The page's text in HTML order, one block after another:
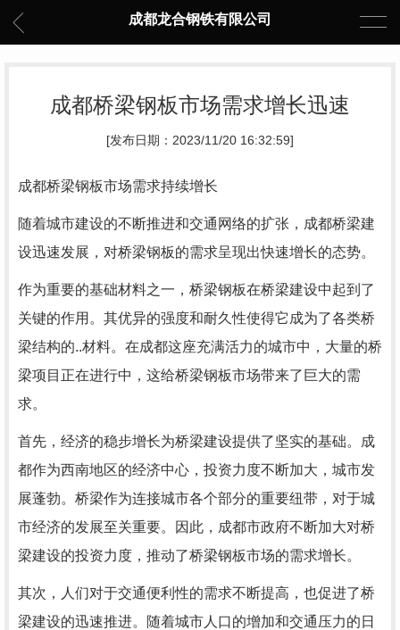
成都龙合钢铁有限公司
成都桥梁钢板市场需求增长迅速
[发布日期：2023/11/20 16:32:59]
成都桥梁钢板市场需求持续增长
随着城市建设的不断推进和交通网络的扩张，成都桥梁建
设迅速发展，对桥梁钢板的需求呈现出快速增长的态势。
作为重要的基础材料之一，桥梁钢板在桥梁建设中起到了
关键的作用。其优异的强度和耐久性使得它成为了各类桥
梁结构的..材料。在成都这座充满活力的城市中，大量的桥
梁项目正在进行中，这给桥梁钢板市场带来了巨大的需
求。
首先，经济的稳步增长为桥梁建设提供了坚实的基础。成
都作为西南地区的经济中心，投资力度不断加大，城市发
展蓬勃。桥梁作为连接城市各个部分的重要纽带，对于城
市经济的发展至关重要。因此，成都市政府不断加大对桥
梁建设的投资力度，推动了桥梁钢板市场的需求增长。
其次，人们对于交通便利性的需求不断提高，也促进了桥
梁建设的迅速推进。随着城市人口的增加和交通压力的日